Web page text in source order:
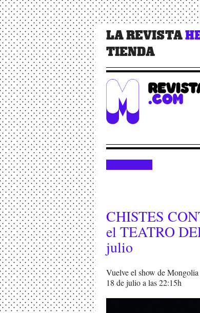
LA REVISTA
TIENDA
CHISTES
el TEATRO
julio
Vuelve el show de
18 de julio a las 22:15h